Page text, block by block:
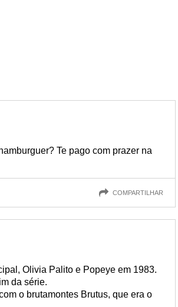
Te pago com prazer na
COMPARTILHAR
Olivia Palito e Popeye em 1983.
da série.
o brutamontes Brutus, que era o